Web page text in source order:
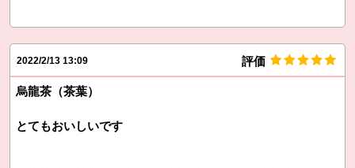
2022/2/13 13:09 評価
烏龍茶（茶葉）
とてもおいしいです